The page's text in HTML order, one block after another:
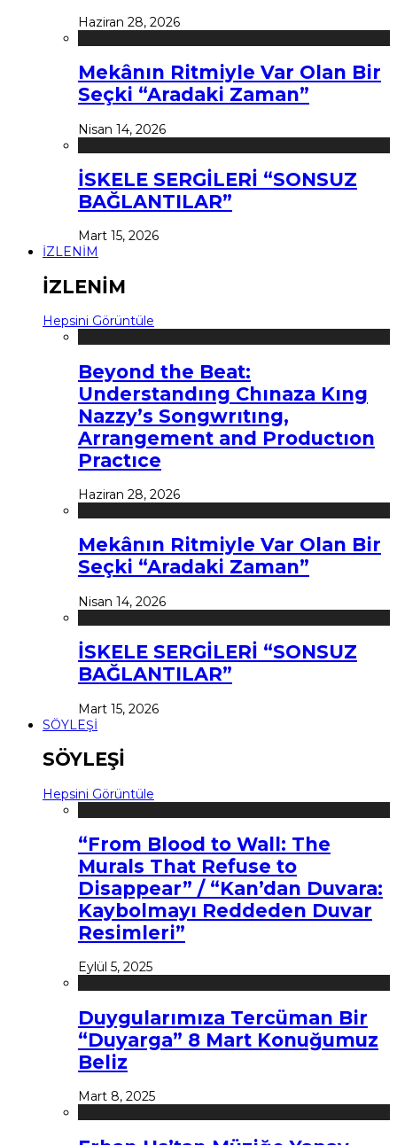
Haziran 28, 2026
Mekânın Ritmiyle Var Olan Bir
Seçki “Aradaki Zaman”
Nisan 14, 2026
İSKELE SERGİLERİ “SONSUZ
BAĞLANTILAR”
Mart 15, 2026
İZLENİM
İZLENİM
Hepsini Görüntüle
Beyond the Beat:
Understandıng Chınaza Kıng
Nazzy’s Songwrıtıng,
Arrangement and Productıon
Practıce
Haziran 28, 2026
Mekânın Ritmiyle Var Olan Bir
Seçki “Aradaki Zaman”
Nisan 14, 2026
İSKELE SERGİLERİ “SONSUZ
BAĞLANTILAR”
Mart 15, 2026
SÖYLEŞİ
SÖYLEŞİ
Hepsini Görüntüle
“From Blood to Wall: The
Murals That Refuse to
Disappear” / “Kan’dan Duvara:
Kaybolmayı Reddeden Duvar
Resimleri”
Eylül 5, 2025
Duygularımıza Tercüman Bir
“Duyarga” 8 Mart Konuğumuz
Beliz
Mart 8, 2025